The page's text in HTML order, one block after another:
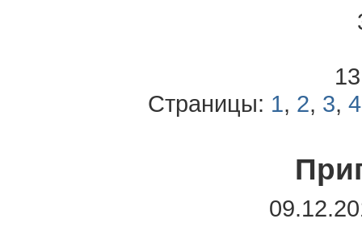
Страницы: 1, 2, 3, 4